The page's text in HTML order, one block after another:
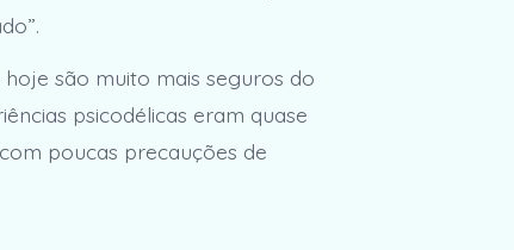
são muito mais seguros do
psicodélicas eram quase
poucas precauções de